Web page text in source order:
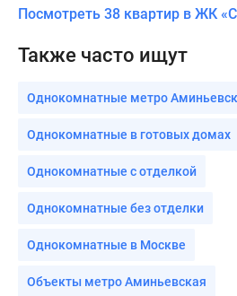
Посмотреть 38 квартир в ЖК
Также часто ищут
Однокомнатные метро
Однокомнатные в готовых домах
Однокомнатные с отделкой
Однокомнатные без отделки
Однокомнатные в Москве
Объекты метро Аминьевская